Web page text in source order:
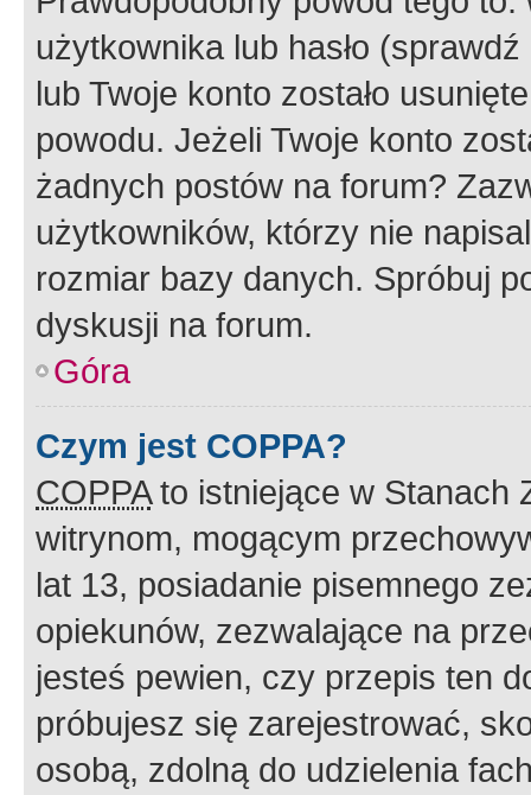
użytkownika lub hasło
lub Twoje konto zostało
powodu. Jeżeli Twoje konto
żadnych postów na forum?
użytkowników, którzy nie
rozmiar bazy danych. Spróbuj
dyskusji na forum.
Góra
Czym jest COPPA?
COPPAto istniejące w Stanach
witrynom, mogącym
lat 13, posiadanie pisemnego
opiekunów, zezwalające na
jesteś pewien, czy przepis ten
próbujesz się zarejestrować,
osobą, zdolną do udzielenia